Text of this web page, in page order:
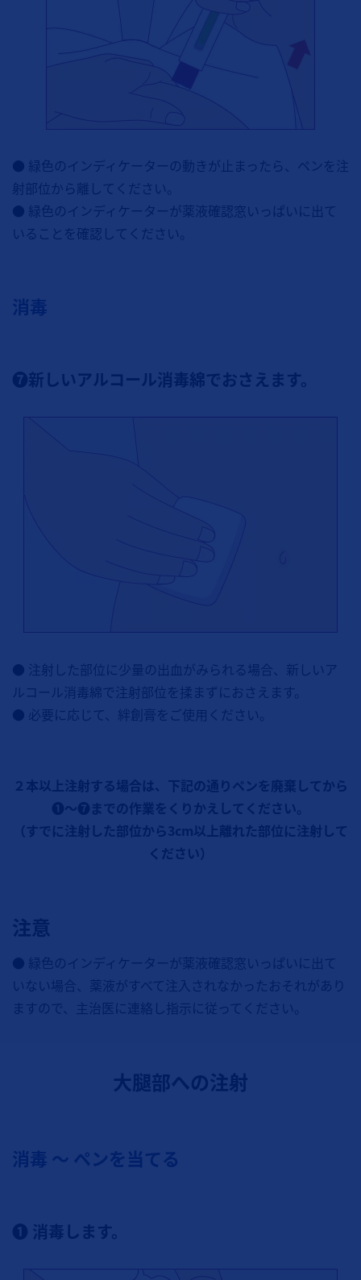
● 緑色のインディケーターの動きが止まったら、ペンを注
射部位から離してください。
● 緑色のインディケーターが薬液確認窓いっぱいに出て
いることを確認してください。
消毒
❼新しいアルコール消毒綿でおさえます。
● 注射した部位に少量の出血がみられる場合、新しいア
ルコール消毒綿で注射部位を揉まずにおさえます。
● 必要に応じて、絆創膏をご使用ください。
２本以上注射する場合は、下記の通りペンを廃棄してから
❶～❼までの作業をくりかえしてください。
（すでに注射した部位から3cm以上離れた部位に注射して
ください）
注意
● 緑色のインディケーターが薬液確認窓いっぱいに出て
いない場合、薬液がすべて注入されなかったおそれがあり
ますので、主治医に連絡し指示に従ってください。
大腿部への注射
消毒 ～ ペンを当てる
❶ 消毒します。